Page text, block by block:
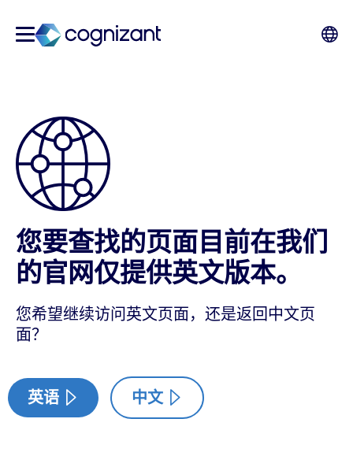
您要查找的页面目前在我们
的官网仅提供英文版本。
您希望继续访问英文页面，还是返回中文页
面？
英语 中文